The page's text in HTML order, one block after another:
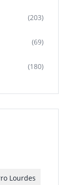
(203)
(69)
(180)
Lourdes